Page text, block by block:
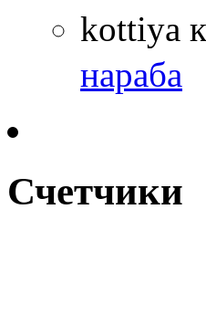
kottiya
нараба
Счетчики